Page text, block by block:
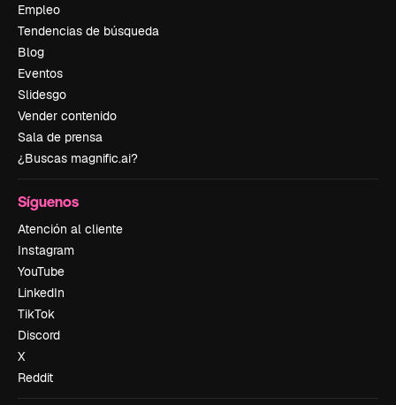
Empleo
Tendencias de búsqueda
Blog
Eventos
Slidesgo
Vender contenido
Sala de prensa
¿Buscas magnific.ai?
Síguenos
Atención al cliente
Instagram
YouTube
LinkedIn
TikTok
Discord
X
Reddit